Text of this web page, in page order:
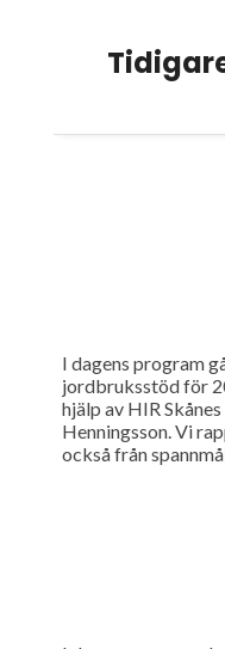
I dagens program
jordbruksstöd för
hjälp av HIR
Henningsson. Vi
också från